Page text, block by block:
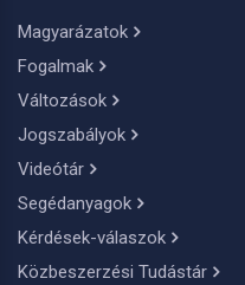
Magyarázatok
Fogalmak
Változások
Jogszabályok
Videótár
Segédanyagok
Kérdések-válaszok
Közbeszerzési Tudástár